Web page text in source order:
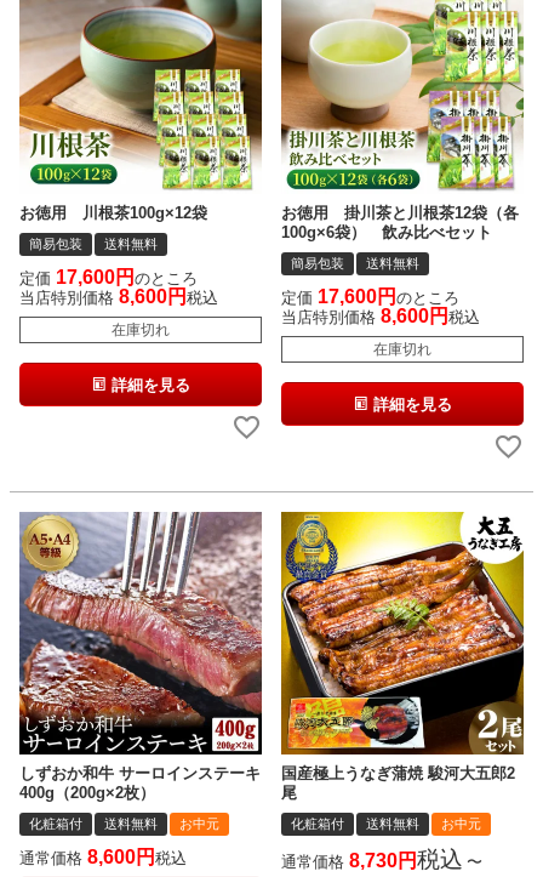
お徳用 川根茶100g×12袋
簡易包装 送料無料
定価 17,600
のところ
当店特別価格 8,600 税込
在庫切れ
詳細を見る
お徳用 掛川茶と川根茶12袋（各
100g×6袋） 飲み比べセット
簡易包装 送料無料
定価 17,600
のところ
当店特別価格 8,600 税込
在庫切れ
詳細を見る
しずおか和牛 サーロインステーキ
400g（200g×2枚）
化粧箱付 送料無料 お中元
通常価格 8,600 税込
国産極上うなぎ蒲焼 駿河大五郎2
尾
化粧箱付 送料無料 お中元
通常価格 8,730 税込 〜